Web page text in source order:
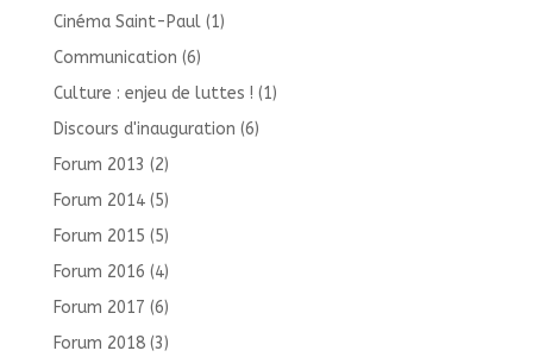
Cinéma Saint-Paul(1)
Communication (6)
Culture : enjeu de luttes ! (1)
Discours d'inauguration (6)
Forum 2013 (2)
Forum 2014(5)
Forum 2015 (5)
Forum 2016 (4)
Forum 2017 (6)
Forum 2018(3)